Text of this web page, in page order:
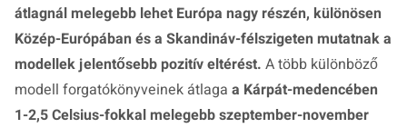
átlagnál melegebb lehet Európa nagy részén, különösen
Közép-Európában és a Skandináv-félszigeten mutatnak a
modellek jelentősebb pozitív eltérést. A több különböző
modell forgatókönyveinek átlaga a Kárpát-medencében
1-2,5 Celsius-fokkal melegebb szeptember-november